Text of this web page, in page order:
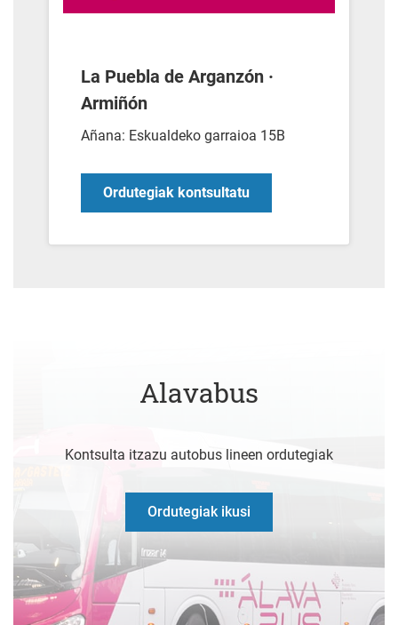
La Puebla de Arganzón ·
Armiñón
Añana: Eskualdeko garraioa 15B
Ordutegiak kontsultatu
Alavabus
Kontsulta itzazu autobus lineen ordutegiak
Ordutegiak ikusi